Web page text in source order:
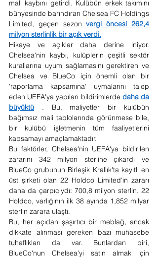
mali kaybını getirdi. Kulübün erkek takımını
bünyesinde barındıran Chelsea FC Holdings
Limited, geçen sezon vergi öncesi 262,4
milyon sterlinlik bir açık verdi.
Hikaye ve açıklar daha derine iniyor.
Chelsea'nin kaybı, kulüplerin çeşitli sektör
kurallarına uyum sağlamasını gerektiren ve
Chelsea ve BlueCo için önemli olan bir
'raporlama kapsamına' uymalarını talep
eden UEFA'ya yapılan bildirimlerde daha da
büyüktü . Bu, maliyetler bir kulübün
bağımsız mali tablolarında görünmese bile,
bir kulübü işletmenin tüm faaliyetlerini
kapsamayı amaçlamaktadır.
Bu faktörler, Chelsea'nin UEFA'ya bildirilen
zararını 342 milyon sterline çıkardı ve
BlueCo grubunun Birleşik Krallık'ta kayıtlı en
üst şirketi olan 22 Holdco Limited'in zararı
daha da çarpıcıydı: 700,8 milyon sterlin. 22
Holdco, varlığının ilk 38 ayında 1,852 milyar
sterlin zarara ulaştı.
Bu, her açıdan şaşırtıcı bir meblağ, ancak
dikkate alınması gereken bazı muhasebe
tuhaflıkları da var. Bunlardan biri,
BlueCo'nun Chelsea'yi satın almak için